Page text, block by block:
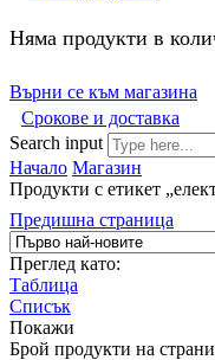
Няма продукти в
Върни се към магазина
Срокове и доставка
Search input
Начало Магазин
Продукти с етикет
Предишна страница
Преглед като:
Таблица
Списък
Покажи
Брой продукти на